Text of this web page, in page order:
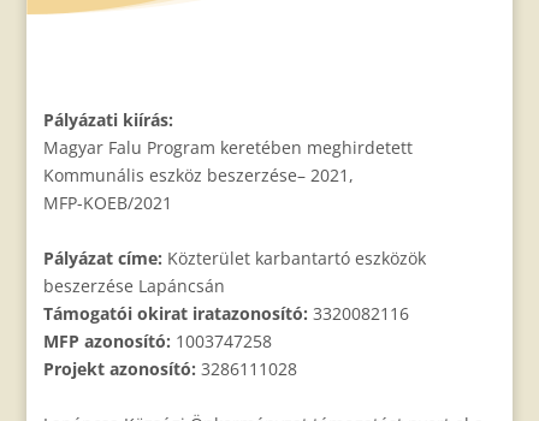
Pályázati kiírás:
Magyar Falu Program keretében meghirdetett
Kommunális eszköz beszerzése– 2021,
MFP-KOEB/2021
Pályázat címe: Közterület karbantartó eszközök
beszerzése Lapáncsán
Támogatói okirat iratazonosító: 3320082116
MFP azonosító: 1003747258
Projekt azonosító: 3286111028